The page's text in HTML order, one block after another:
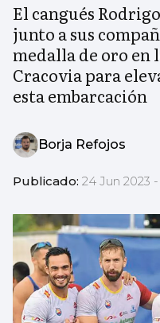
El cangués
junto a sus
medalla de oro en
Cracovia para
esta embarcación
Borja Refojos
Publicado: 24 Jun 2023